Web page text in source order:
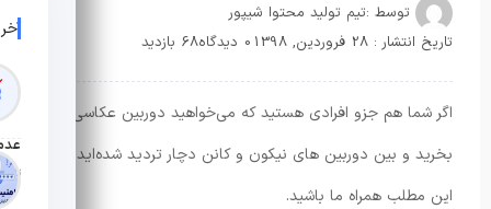
تاریخ
توسط :تیم تولید محتوا شیپور
تاریخ انتشار : 28 فروردین, 1398
0 دیدگاه 68 بازدید
اگر شما هم جزو افرادی هستید که می‌خواهید دوربین عکاسی
بخرید و بین دوربین های نیکون و کانن دچار تردید شده‌اید، با
این مطلب همراه ما باشید.